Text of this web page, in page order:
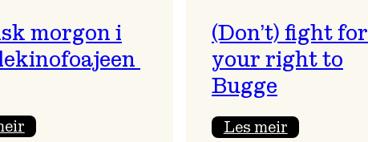
morgon i
:
(Don’t) fight for
your right to
Bugge
Les meir: